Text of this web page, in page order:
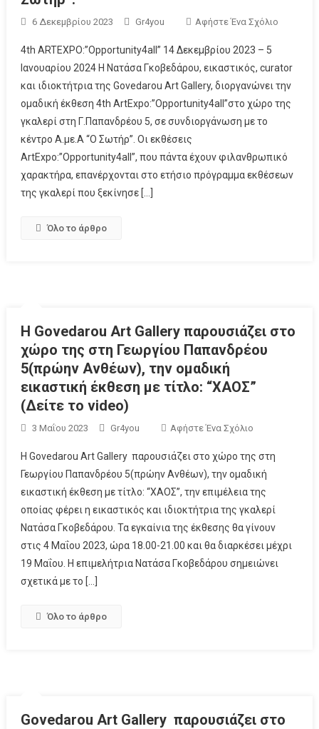
6 Δεκεμβρίου 2023 Gr4you Αφήστε Ένα Σχόλιο
4th ARTEXPO:”Opportunity4all” 14 Δεκεμβρίου 2023 – 5
Ιανουαρίου 2024 Η Νατάσα Γκοβεδάρου, εικαστικός, curator
και ιδιοκτήτρια της Govedarou Art Gallery, διοργανώνει την
ομαδική έκθεση 4th ArtExpo:”Opportunity4all”στο χώρο της
γκαλερί στη Γ.Παπανδρέου 5, σε συνδιοργάνωση με το
κέντρο Α.με.Α “Ο Σωτήρ”. Οι εκθέσεις
ArtExpo:”Opportunity4all”, που πάντα έχουν φιλανθρωπικό
χαρακτήρα, επανέρχονται στο ετήσιο πρόγραμμα εκθέσεων
της γκαλερί που ξεκίνησε […]
Όλο το άρθρο
Η Govedarou Art Gallery παρουσιάζει στο
χώρο της στη Γεωργίου Παπανδρέου
5(πρώην Ανθέων), την ομαδική
εικαστική έκθεση με τίτλο: “ΧΑΟΣ”
(Δείτε το video)
3 Μαΐου 2023 Gr4you Αφήστε Ένα Σχόλιο
Η Govedarou Art Gallery παρουσιάζει στο χώρο της στη
Γεωργίου Παπανδρέου 5(πρώην Ανθέων), την ομαδική
εικαστική έκθεση με τίτλο: “ΧΑΟΣ”, την επιμέλεια της
οποίας φέρει η εικαστικός και ιδιοκτήτρια της γκαλερί
Νατάσα Γκοβεδάρου. Τα εγκαίνια της έκθεσης θα γίνουν
στις 4 Μαΐου 2023, ώρα 18.00-21.00 και θα διαρκέσει μέχρι
19 Μαΐου. Η επιμελήτρια Νατάσα Γκοβεδάρου σημειώνει
σχετικά με το […]
Όλο το άρθρο
Govedarou Art Gallery παρουσιάζει στο